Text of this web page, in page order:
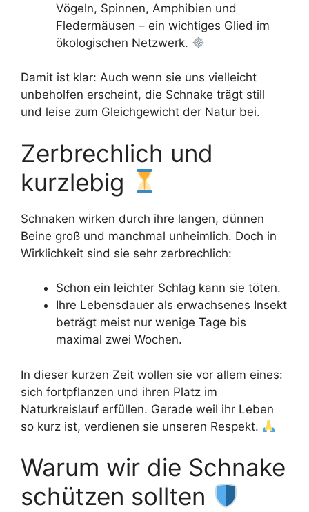
Vögeln, Spinnen, Amphibien und
Fledermäusen – ein wichtiges Glied im
ökologischen Netzwerk.
Damit ist klar: Auch wenn sie uns vielleicht
unbeholfen erscheint, die Schnake trägt still
und leise zum Gleichgewicht der Natur bei.
Zerbrechlich und
kurzlebig
Schnaken wirken durch ihre langen, dünnen
Beine groß und manchmal unheimlich. Doch in
Wirklichkeit sind sie sehr zerbrechlich:
Schon ein leichter Schlag kann sie töten.
Ihre Lebensdauer als erwachsenes Insekt
beträgt meist nur wenige Tage bis
maximal zwei Wochen.
In dieser kurzen Zeit wollen sie vor allem eines:
sich fortpflanzen und ihren Platz im
Naturkreislauf erfüllen. Gerade weil ihr Leben
so kurz ist, verdienen sie unseren Respekt.
Warum wir die Schnake
schützen sollten